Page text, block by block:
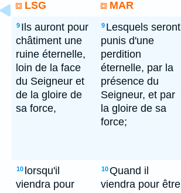
LSG MAR
9 Ils auront pour
châtiment une
ruine éternelle,
loin de la face
du Seigneur et
de la gloire de
sa force,
9 Lesquels seront
punis d'une
perdition
éternelle, par la
présence du
Seigneur, et par
la gloire de sa
force;
10 lorsqu'il
viendra pour
10Quand il
viendra pour être